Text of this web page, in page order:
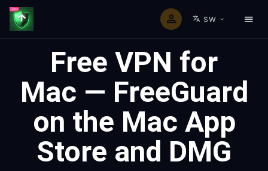
SW
Free VPN for
Mac — FreeGuard
on the Mac App
Store and DMG